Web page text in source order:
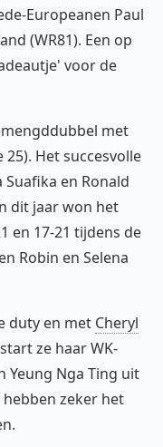
Europeanen Paul
(WR81). Een op
voor de
met
Het succesvolle
en Ronald
dit jaar won het
en 17-21 tijdens de
Robin en Selena
duty en met Cheryl
ze haar WK-
Yeung Nga Ting uit
hebben zeker het